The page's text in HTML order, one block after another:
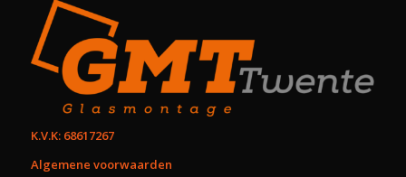
K.V.K: 68617267
Algemene voorwaarden